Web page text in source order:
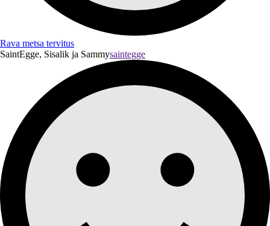
Rava metsa tervitus
SaintEgge, Sisalik ja Sammysaintegge